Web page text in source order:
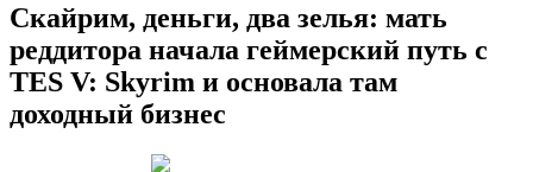
Скайрим, деньги, два зелья: мать
реддитора начала геймерский путь с
TES V: Skyrim и основала там
доходный бизнес